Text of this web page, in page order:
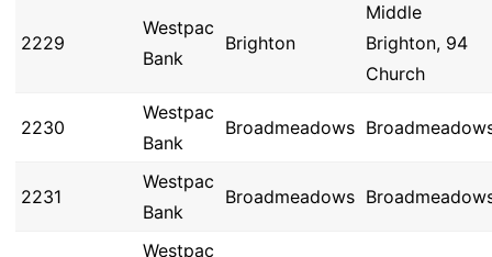
2229
Westpac
Bank
Brighton
Middle
Brighton, 94
Church
2230
Westpac
Bank
Broadmeadows
2231
Westpac
Bank
Broadmeadows
Westpac